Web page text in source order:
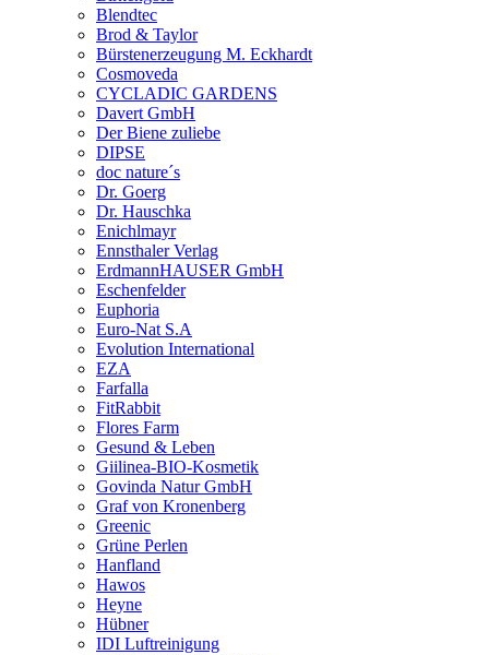
Blendtec
Brod & Taylor
Bürstenerzeugung M. Eckhardt
Cosmoveda
CYCLADIC GARDENS
Davert GmbH
Der Biene zuliebe
DIPSE
doc nature´s
Dr. Goerg
Dr. Hauschka
Enichlmayr
Ennsthaler Verlag
ErdmannHAUSER GmbH
Eschenfelder
Euphoria
Euro-Nat S.A
Evolution International
EZA
Farfalla
FitRabbit
Flores Farm
Gesund & Leben
Giilinea-BIO-Kosmetik
Govinda Natur GmbH
Graf von Kronenberg
Greenic
Grüne Perlen
Hanfland
Hawos
Heyne
Hübner
IDI Luftreinigung